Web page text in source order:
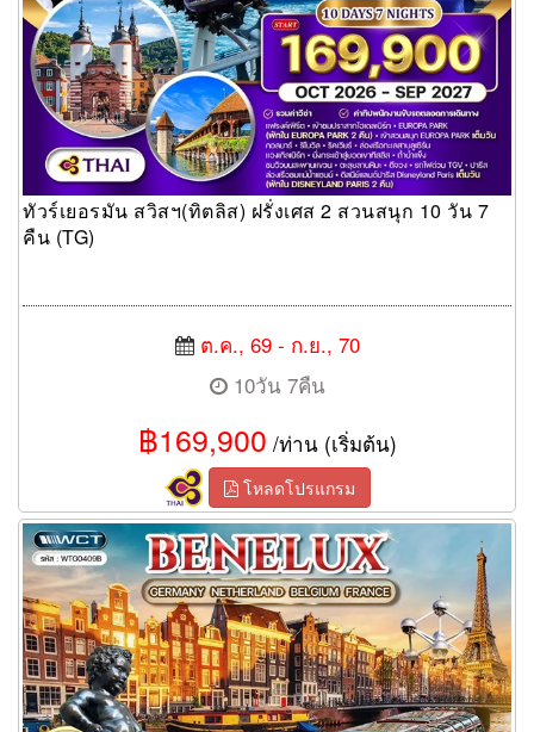
ทัวร์เยอรมัน สวิสฯ(ทิตลิส) ฝรั่งเศส 2 สวนสนุก 10 วัน 7
คืน (TG)
ต.ค., 69 - ก.ย., 70
10วัน 7คืน
฿169,900 /ท่าน (เริ่มต้น)
โหลดโปรแกรม
ทัวร์ยุโรปเบเนลักซ์ 9 วัน 6 คืน (TG)